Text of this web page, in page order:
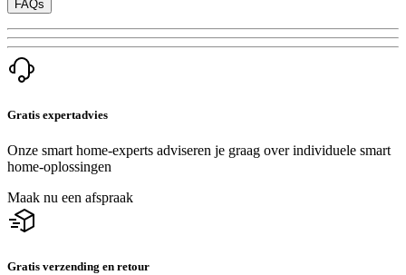
FAQs
Gratis expertadvies
Onze smart home-experts adviseren je graag over individuele smart
home-oplossingen
Maak nu een afspraak
Gratis verzending en retour